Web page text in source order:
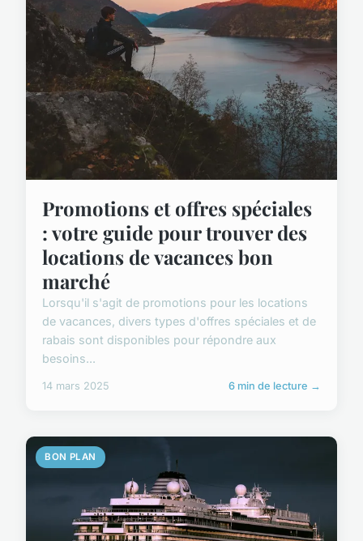
Promotions et offres spéciales
: votre guide pour trouver des
locations de vacances bon
marché
Lorsqu'il s'agit de promotions pour les locations
de vacances, divers types d'offres spéciales et de
rabais sont disponibles pour répondre aux
besoins...
14 mars 2025 6 min de lecture →
BON PLAN